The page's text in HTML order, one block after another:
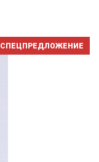
СПЕЦПРЕДЛОЖЕНИЕ